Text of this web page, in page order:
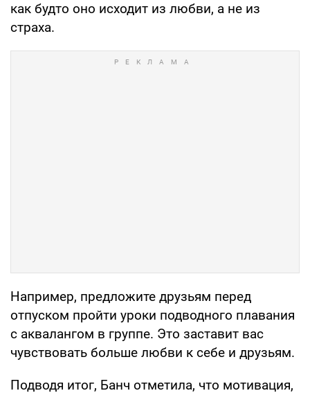
как будто оно исходит из любви, а не из
страха.
Например, предложите друзьям перед
отпуском пройти уроки подводного плавания
с аквалангом в группе. Это заставит вас
чувствовать больше любви к себе и друзьям.
Подводя итог, Банч отметила, что мотивация,